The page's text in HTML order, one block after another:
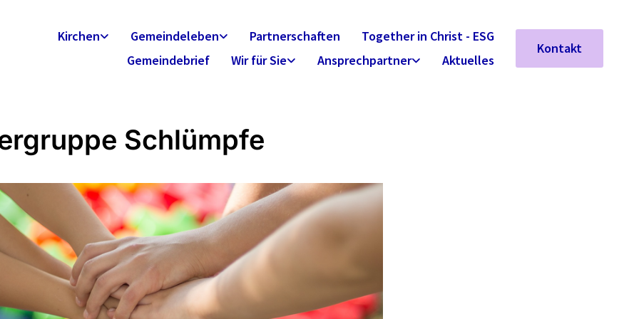
Kirchen Gemeindeleben Partnerschaften
Together in Christ - ESG
Gemeindebrief
Wir für Sie Ansprechpartner Aktuelles
Kontakt
Schlümpfe